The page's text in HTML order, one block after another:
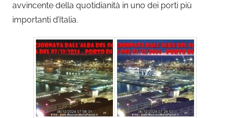
avvincente della quotidianità in uno dei porti più
importanti d’Italia.